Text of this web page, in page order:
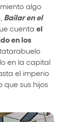
algo
Bailar en el
cuenta el
en los
en la capital
el imperio
sus hijos